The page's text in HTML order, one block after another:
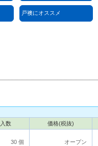
戸襖にオススメ
入数 価格(税抜)
30 個 オープン